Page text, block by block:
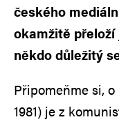
českého
okamžitě přeloží
někdo důležitý
Připomeňme si,
1981) je z